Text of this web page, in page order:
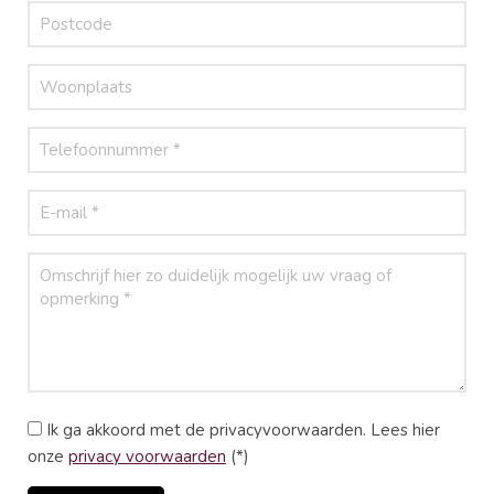
Ik ga akkoord met de privacyvoorwaarden. Lees hier
onze privacy voorwaarden (*)